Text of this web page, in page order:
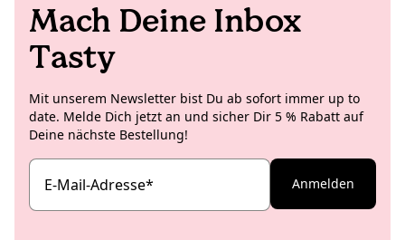
Mach Deine Inbox
Tasty
Mit unserem Newsletter bist Du ab sofort immer up to
date. Melde Dich jetzt an und sicher Dir 5 % Rabatt auf
Deine nächste Bestellung!
E-Mail-Adresse* Anmelden